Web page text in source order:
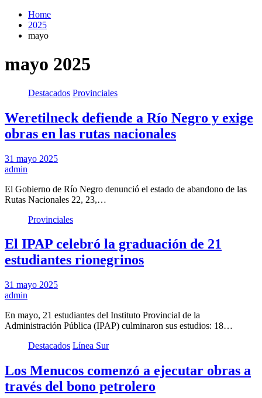
Home
2025
mayo
mayo 2025
Destacados Provinciales
Weretilneck defiende a Río Negro y exige
obras en las rutas nacionales
31 mayo 2025
admin
El Gobierno de Río Negro denunció el estado de abandono de las
Rutas Nacionales 22, 23,…
Provinciales
El IPAP celebró la graduación de 21
estudiantes rionegrinos
31 mayo 2025
admin
En mayo, 21 estudiantes del Instituto Provincial de la
Administración Pública (IPAP) culminaron sus estudios: 18…
Destacados Línea Sur
Los Menucos comenzó a ejecutar obras a
través del bono petrolero